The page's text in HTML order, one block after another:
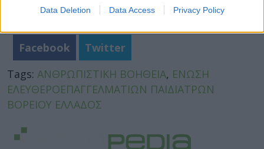
Data Deletion Data Access Privacy Policy
Facebook
Twitter
Tags: ΑΝΘΡΩΠΙΣΤΙΚΗ ΒΟΗΘΕΙΑ, ΕΝΩΣΗ
ΕΛΕΥΘΕΡΟΕΠΑΓΓΕΛΜΑΤΙΩΝ ΠΑΙΔΙΑΤΡΩΝ
ΒΟΡΕΙΟΥ ΕΛΛΑΔΟΣ